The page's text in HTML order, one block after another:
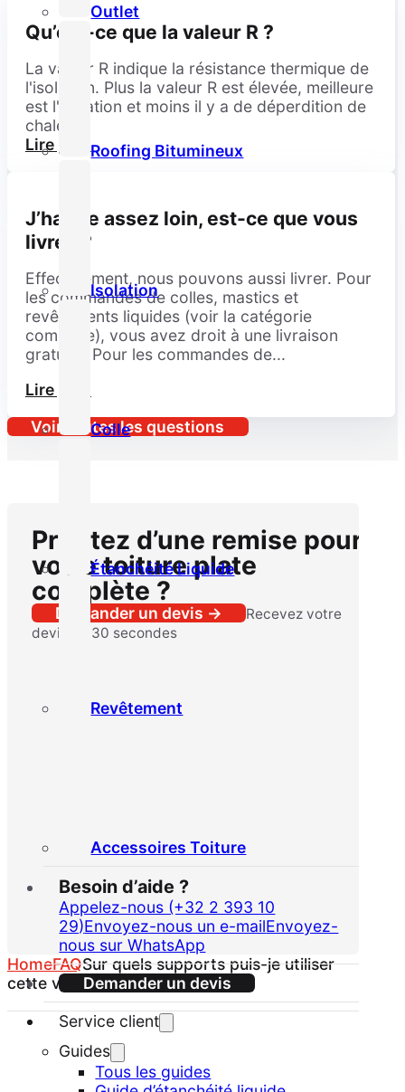
Outlet
Roofing Bitumineux
Isolation
Colle
Étanchéité Liquide
Revêtement
Accessoires Toiture
Besoin d’aide ?
Appelez-nous (+32 2 393 10
29)Envoyez-nous un e-mailEnvoyez-
nous sur WhatsApp
Demander un devis
Service client
Guides
Tous les guides
Qu’est-ce que la valeur R ?
La valeur R indique la résistance thermique de
l'isolation. Plus la valeur R est élevée, meilleure
est l'isolation et moins il y a de déperdition de
chaleur.
Lire plus
J’habite assez loin, est-ce que vous
livrez ?
Effectivement, nous pouvons aussi livrer. Pour
les commandes de colles, mastics et
revêtements liquides (voir la catégorie
complète), vous avez droit à une livraison
gratuite. Pour les commandes de...
Lire plus
Voir toutes les questions
Profitez d’une remise pour
votre toiture plate
complète ?
Demander un devis →
Recevez votre
devis en 30 secondes
HomeFAQSur quels supports puis-je utiliser
cette vis ?